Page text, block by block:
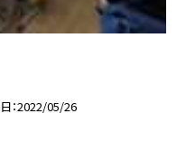
2022/05/26